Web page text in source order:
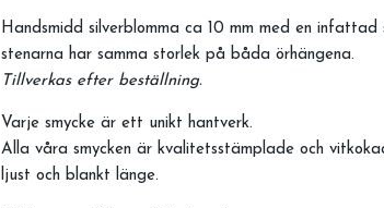
Handsmidd silverblomma ca 10 mm med en
stenarna har samma storlek på båda örhängena.
Tillverkas efter beställning.
Varje smycke är ett unikt hantverk.
Alla våra smycken är kvalitetsstämplade och
ljust och blankt länge.